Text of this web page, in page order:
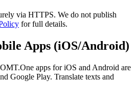
via HTTPS. We do not publish
for full details.
Apps (iOS/Android)
apps for iOS and Android are
Google Play. Translate texts and